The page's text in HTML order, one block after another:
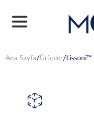
Ana Sayfa Ürünler Lissoni™